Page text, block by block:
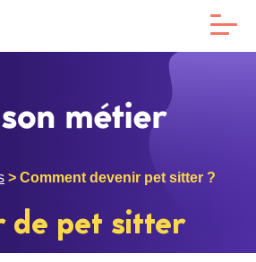
> Comment devenir pet sitter ?
de pet sitter